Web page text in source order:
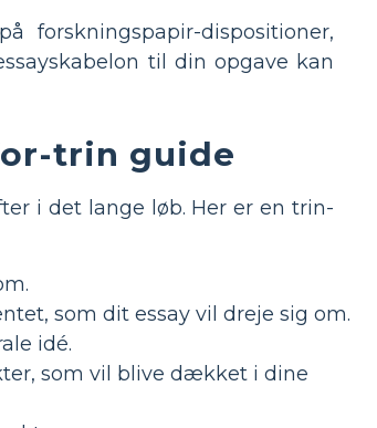
forskningspapir-dispositioner,
til din opgave kan
trin guide
i det lange løb. Her er en trin-
som dit essay vil dreje sig om.
idé.
som vil blive dækket i dine